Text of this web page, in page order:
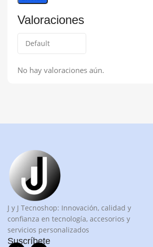
Valoraciones
No hay valoraciones aún.
J y J Tecnoshop: Innovación, calidad y
confianza en tecnología, accesorios y
servicios personalizados
Suscríbete